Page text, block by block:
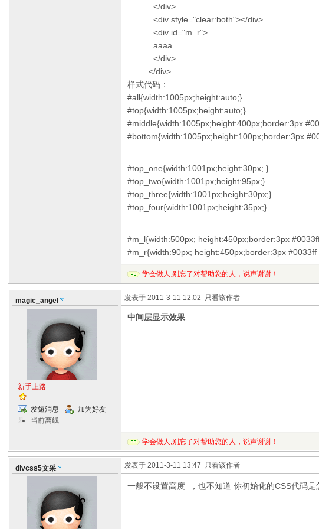
</div>
<div style="clear:both"></div>
<div id="m_r">
aaaa
</div>
</div>
样式代码：
#all{width:1005px;height:auto;}
#top{width:1005px;height:auto;}
#middle{width:1005px;height:400px;border:3px
#bottom{width:1005px;height:100px;border:3px
#top_one{width:1001px;height:30px; }
#top_two{width:1001px;height:95px;}
#top_three{width:1001px;height:30px;}
#top_four{width:1001px;height:35px;}
#m_l{width:500px; height:450px;border:3px
#m_r{width:90px; height:450px;border:3px
学会做人,别忘了对帮助您的人，说声谢谢！
magic_angel
新手上路
发短消息
加为好友
当前离线
发表于 2011-3-11 12:02 只看该作者
中间层显示效果
学会做人,别忘了对帮助您的人，说声谢谢！
divcss5文采 发表于 2011-3-11 13:47 只看该作者
一般不设置高度 ，也不知道 你初始化的CSS代码是